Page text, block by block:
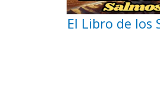
El Libro de los